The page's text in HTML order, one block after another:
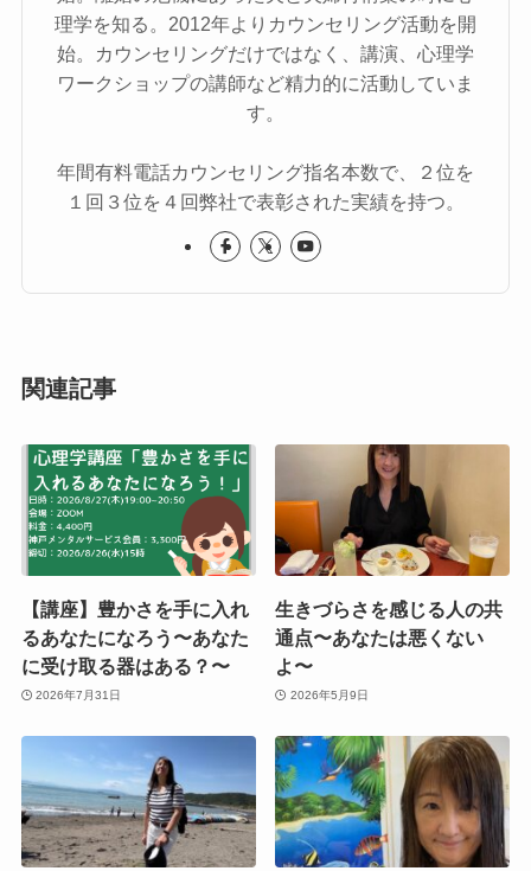
理学を知る。2012年よりカウンセリング活動を開
始。カウンセリングだけではなく、講演、心理学
ワークショップの講師など精力的に活動していま
す。
年間有料電話カウンセリング指名本数で、２位を
１回３位を４回弊社で表彰された実績を持つ。
関連記事
【講座】豊かさを手に入れ
るあなたになろう〜あなた
に受け取る器はある？〜
2026年7月31日
生きづらさを感じる人の共
通点〜あなたは悪くない
よ〜
2026年5月9日